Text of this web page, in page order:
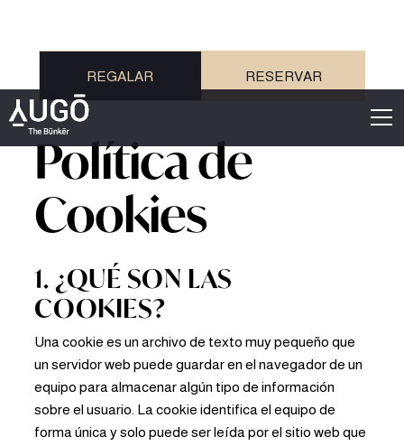
REGALAR RESERVAR
Política de
Cookies
1. ¿QUÉ SON LAS
COOKIES?
Una cookie es un archivo de texto muy pequeño que
un servidor web puede guardar en el navegador de un
equipo para almacenar algún tipo de información
sobre el usuario. La cookie identifica el equipo de
forma única y solo puede ser leída por el sitio web que